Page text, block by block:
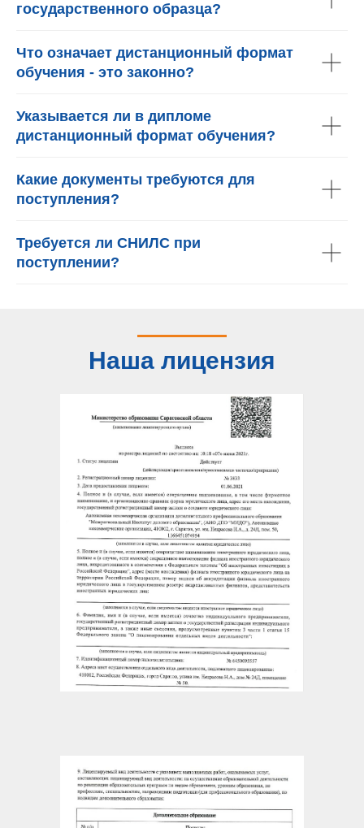
государственного образца?
Что означает дистанционный формат
обучения - это законно?
Указывается ли в дипломе
дистанционный формат обучения?
Какие документы требуются для
поступления?
Требуется ли СНИЛС при
поступлении?
Наша лицензия